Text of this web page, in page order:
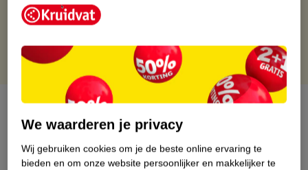
Gratis punten met je Kruidvat kaart
Over dit product
We waarderen je privacy
Wij gebruiken cookies om je de beste online ervaring te
bieden en om onze website persoonlijker en makkelijker te